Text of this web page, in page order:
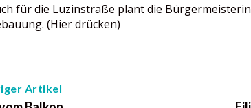
für die Luzinstraße plant die
(Hier drücken)
Artikel